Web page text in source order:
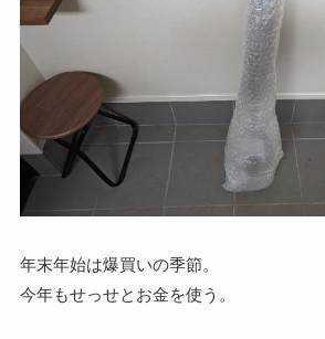
年末年始は爆買いの季節。
今年もせっせとお金を使う。